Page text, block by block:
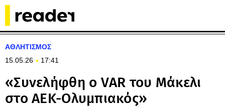
ΑΘΛΗΤΙΣΜΟΣ
15.05.26
17:41
«Συνελήφθη ο VAR του Μάκελι
στο ΑΕΚ-Ολυμπιακός»